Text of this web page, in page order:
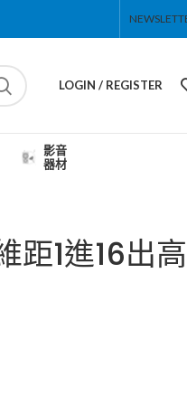
LOGIN / REGISTER
影音
器材
距1進16出